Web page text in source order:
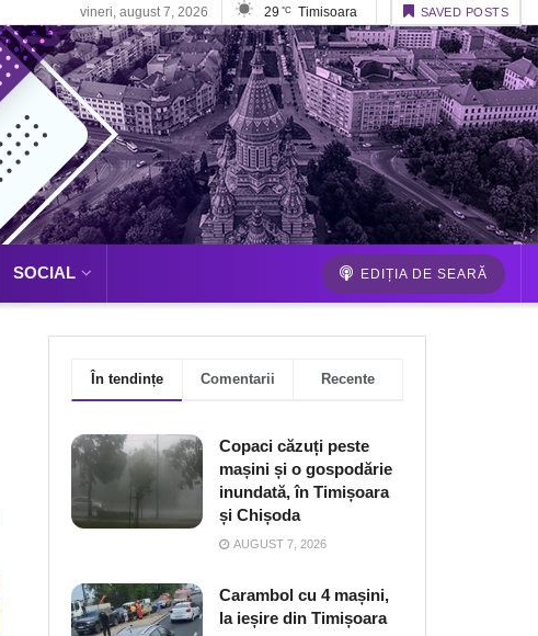
vineri, august 7, 2026 29 °C Timisoara SAVED POSTS
SOCIAL EDIȚIA DE SEARĂ
În tendințe Comentarii Recente
Copaci căzuți peste
mașini și o gospodărie
inundată, în Timișoara
și Chișoda
AUGUST 7, 2026
Carambol cu 4 mașini,
la ieșire din Timișoara